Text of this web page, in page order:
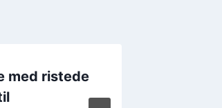
med ristede